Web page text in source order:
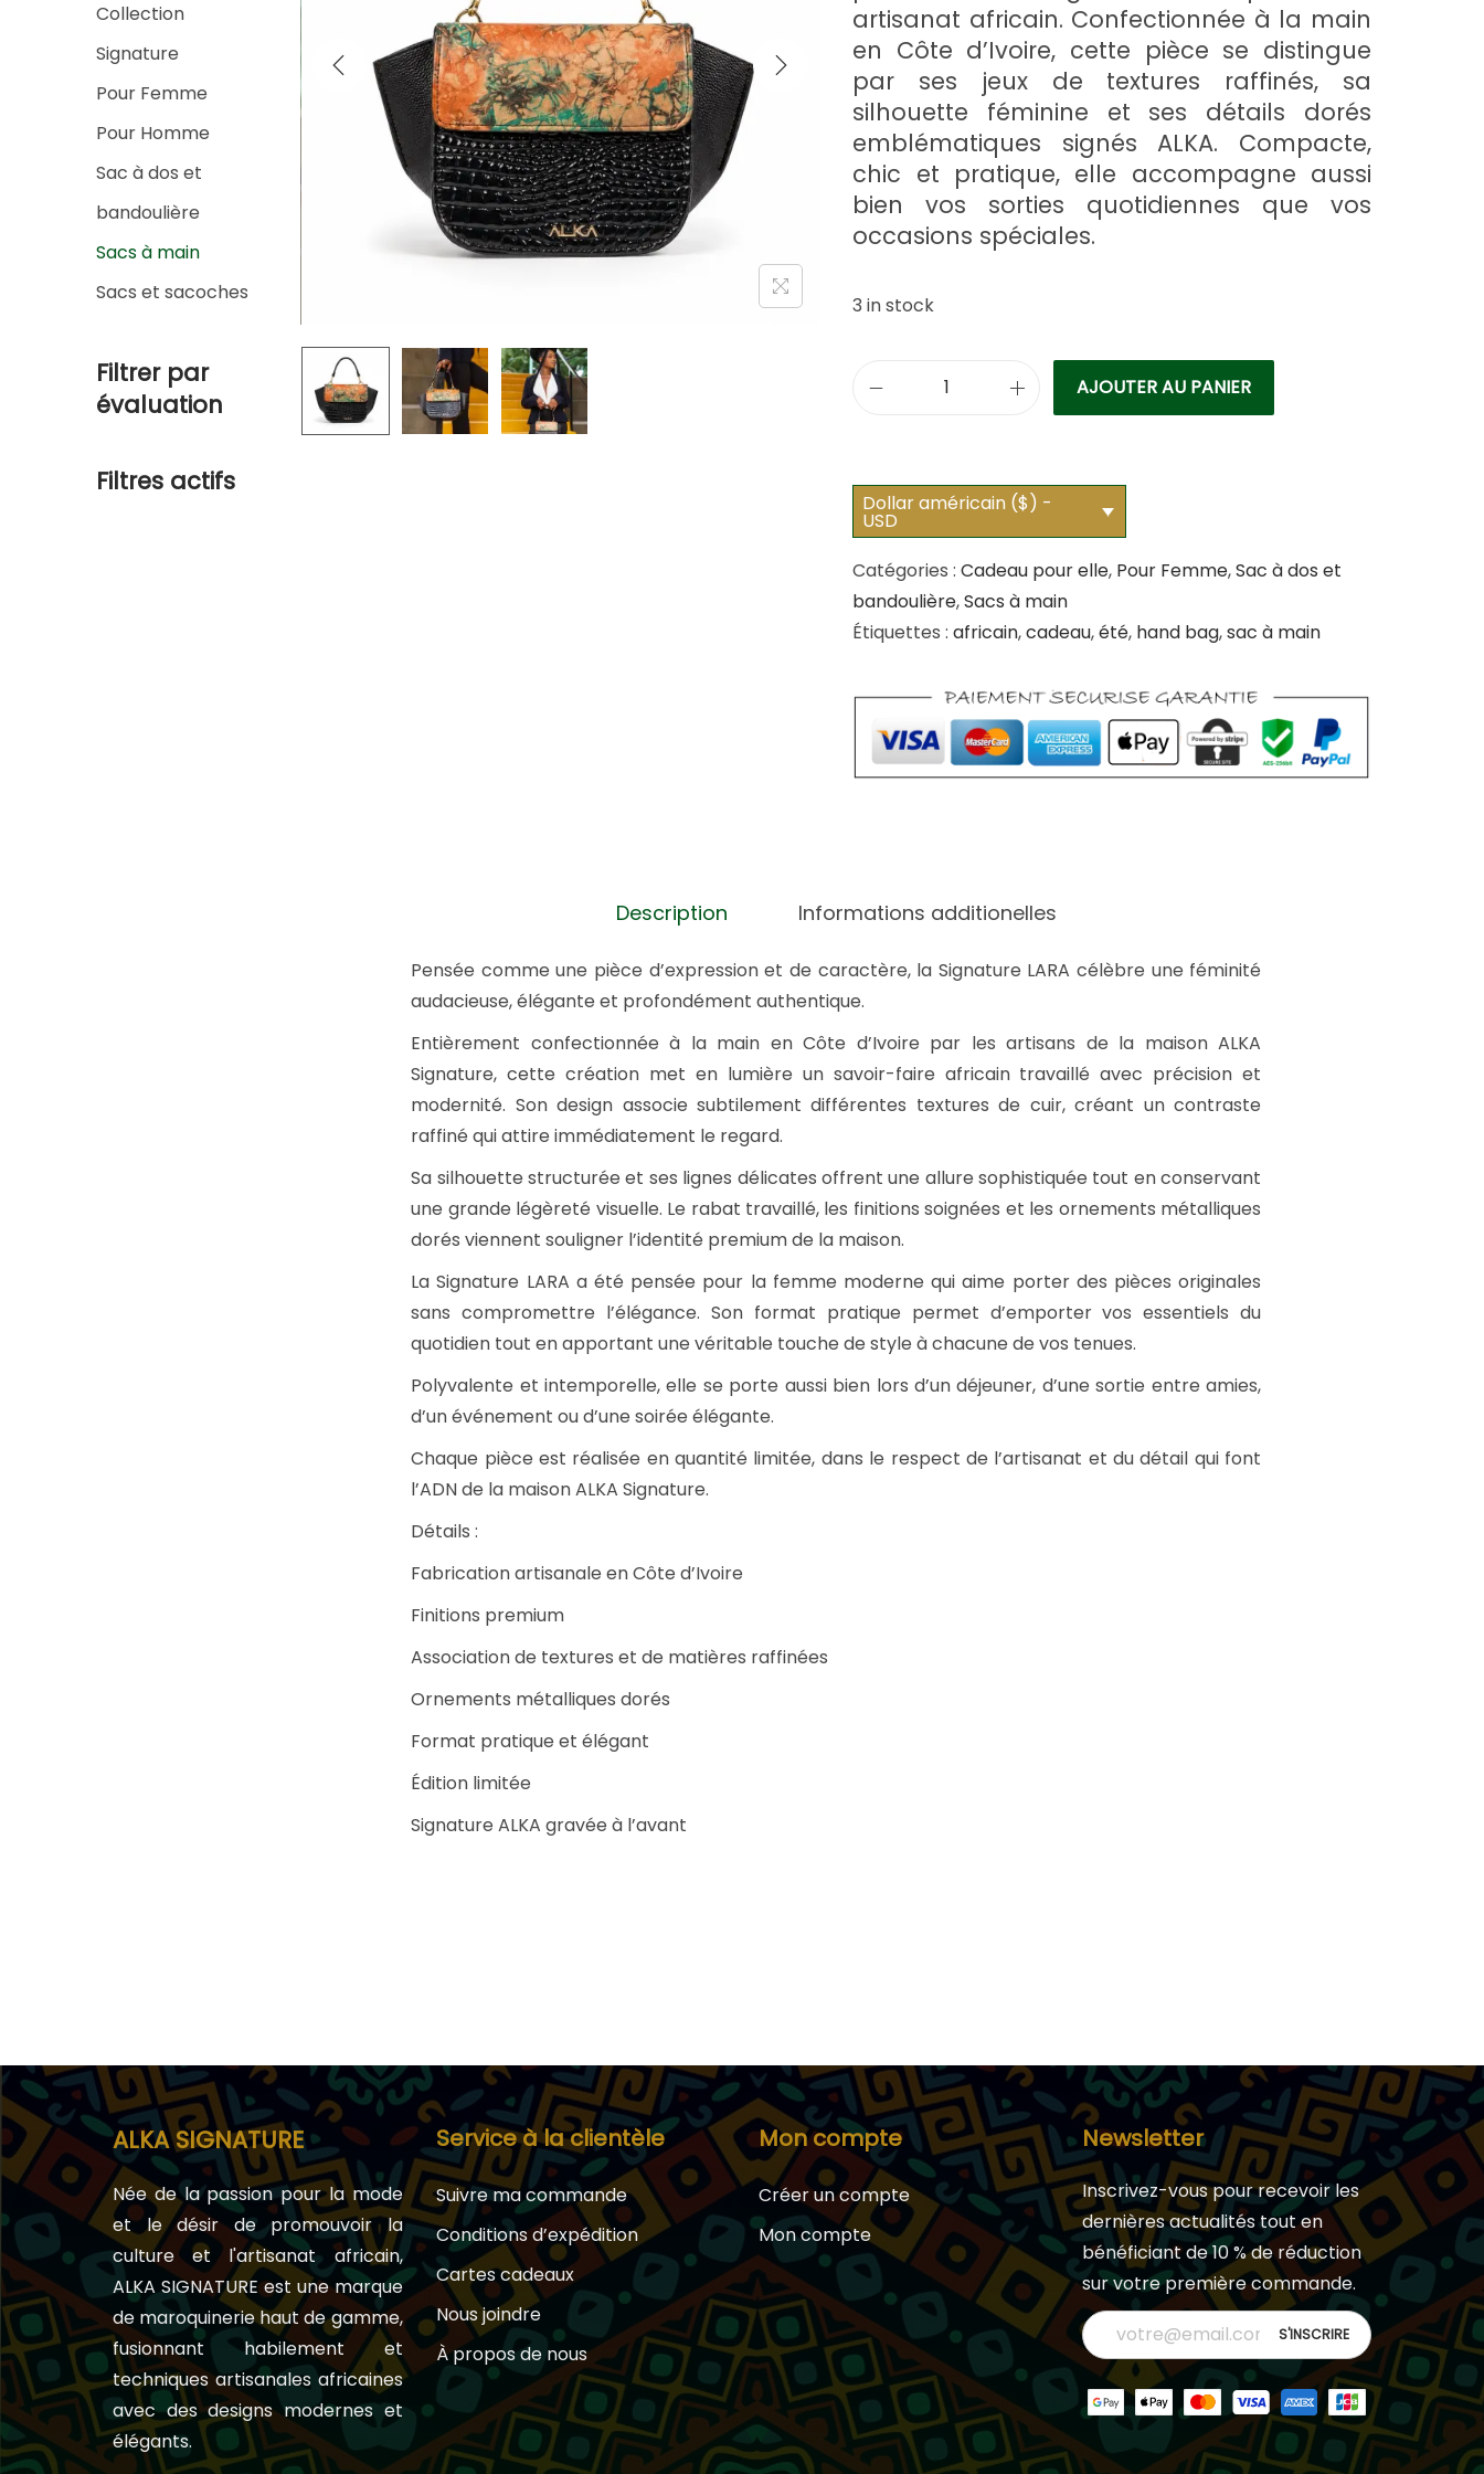
g
a
i
o
n
n
u
artisanat africain. Confectionnée à la main
en Côte d’Ivoire, cette pièce se distingue
par ses jeux de textures raffinés, sa
silhouette féminine et ses détails dorés
emblématiques signés ALKA. Compacte,
chic et pratique, elle accompagne aussi
bien vos sorties quotidiennes que vos
occasions spéciales.
3 in stock
q
n
S
g
r
e
R
A
-
o
i
AJOUTER AU PANIER
Dollar américain ($) -
USD
Catégories :Cadeau pour elle, Pour Femme,Sac à dos et
bandoulière,Sacs à main
Étiquettes :africain,cadeau,été, hand bag,sac à main
Description Informations additionelles
Pensée comme une pièce d’expression et de caractère, la Signature LARA célèbre une féminité
audacieuse, élégante et profondément authentique.
Entièrement confectionnée à la main en Côte d’Ivoire par les artisans de la maison ALKA
Signature, cette création met en lumière un savoir-faire africain travaillé avec précision et
modernité. Son design associe subtilement différentes textures de cuir, créant un contraste
raffiné qui attire immédiatement le regard.
Sa silhouette structurée et ses lignes délicates offrent une allure sophistiquée tout en conservant
une grande légèreté visuelle. Le rabat travaillé, les finitions soignées et les ornements métalliques
dorés viennent souligner l’identité premium de la maison.
La Signature LARA a été pensée pour la femme moderne qui aime porter des pièces originales
sans compromettre l’élégance. Son format pratique permet d’emporter vos essentiels du
quotidien tout en apportant une véritable touche de style à chacune de vos tenues.
Polyvalente et intemporelle, elle se porte aussi bien lors d’un déjeuner, d’une sortie entre amies,
d’un événement ou d’une soirée élégante.
Chaque pièce est réalisée en quantité limitée, dans le respect de l’artisanat et du détail qui font
l’ADN de la maison ALKA Signature.
Détails :
Fabrication artisanale en Côte d’Ivoire
Finitions premium
Association de textures et de matières raffinées
Ornements métalliques dorés
Format pratique et élégant
Édition limitée
Signature ALKA gravée à l’avant
e
r
p
r
:
Collection
Signature
Pour Femme
Pour Homme
Sac à dos et
bandoulière
Sacs à main
Sacs et sacoches
Filtrer par
évaluation
Filtres actifs
ALKA SIGNATURE
Née de la passion pour la mode
et le désir de promouvoir la
culture et l'artisanat africain,
ALKA SIGNATURE est une marque
de maroquinerie haut de gamme,
fusionnant habilement et
techniques artisanales africaines
avec des designs modernes et
élégants.
Service à la clientèle
Suivre ma commande
Conditions d’expédition
Cartes cadeaux
Nous joindre
À propos de nous
Mon compte
Créer un compte
Mon compte
Newsletter
Inscrivez-vous pour recevoir les
dernières actualités tout en
bénéficiant de 10 % de réduction
sur votre première commande.